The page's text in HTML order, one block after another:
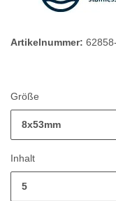
Artikelnummer:
Größe
8x53mm
Inhalt
5